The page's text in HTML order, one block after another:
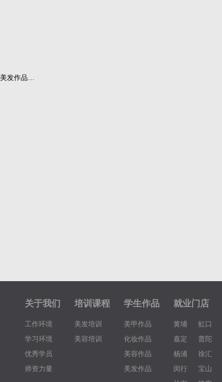
美发作品…
关于我们
工作环境
学习环境
优秀学员
师资力量
培训课程
美发培训
美容培训
学生作品
美甲作品
化妆作品
美容作品
美发作品
就业门店
黄埔
虹口
嘉定
普陀
杨浦
徐汇
闵行
宝山